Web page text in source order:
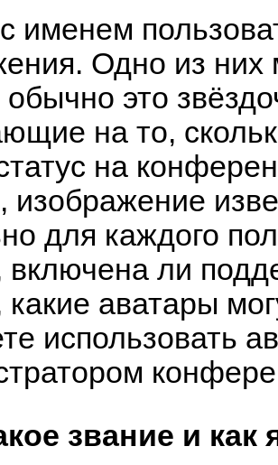
именем
Одно из них
это
на то,
на
изображение
для каждого
включена ли
какие аватары
использовать
звание и как